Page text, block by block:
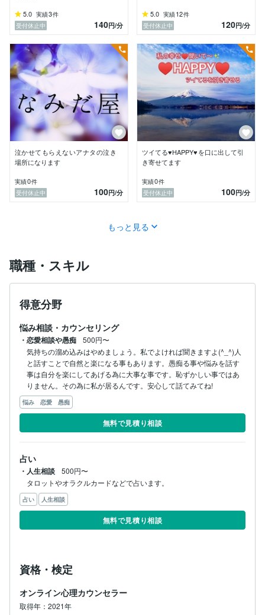
酸いも甘いも経験してきて大抵の事は動じない
(貧困、家族問題、いじめ、病気、パワハラ、失恋、介
護、ペットロス)
もとコスオタ
アニメオタ
腐女子です笑
・ココナラ内の相談相手になります。
・ビデオチャットはおこないません。
・相談中、猫の声聴こえるかも。
・人を試す方、嘘つく人は鑑定しません！
5.0 実績3件
受付休止中
140円/分
5.0 実績12件
受付休止中
120円/分
泣かせてもらえないアナタの泣き
場所になります
実績0件
受付休止中
100円/分
ツイてる♥HAPPY♥を口に出して引
き寄せてます
実績0件
受付休止中
100円/分
もっと見る
職種・スキル
得意分野
悩み相談・カウンセリング
・恋愛相談や愚痴
500円〜
気持ちの溜め込みはやめましょう。私でよければ聞きますよ(^_^)人
と話すことで自然と楽になる事もあります。愚痴る事や悩みを話す
事は自分を楽にしてあげる為に大事な事です。恥ずかしい事ではあ
りません。その為に私が居るんです。安心して話てみてね!
悩み 恋愛 愚痴
無料で見積り相談
占い
・人生相談
500円〜
占い 人生相談
無料で見積り相談
資格・検定
オンライン心理カウンセラー
取得年：2021年